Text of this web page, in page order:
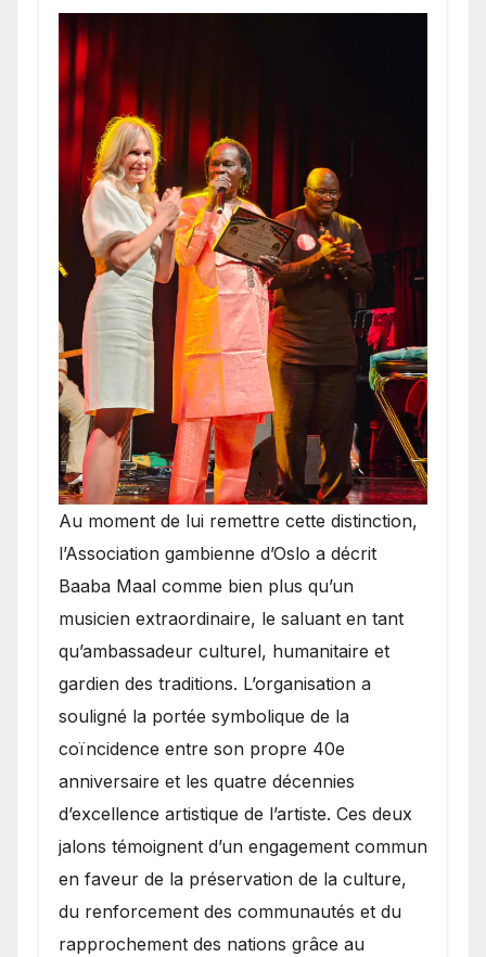
​Au moment de lui remettre cette distinction,
l’Association gambienne d’Oslo a décrit
Baaba Maal comme bien plus qu’un
musicien extraordinaire, le saluant en tant
qu’ambassadeur culturel, humanitaire et
gardien des traditions. L’organisation a
souligné la portée symbolique de la
coïncidence entre son propre 40e
anniversaire et les quatre décennies
d’excellence artistique de l’artiste. Ces deux
jalons témoignent d’un engagement commun
en faveur de la préservation de la culture,
du renforcement des communautés et du
rapprochement des nations grâce au